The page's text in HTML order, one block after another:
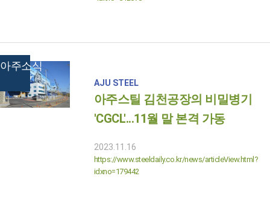
AJU STEEL
아주스틸 김천공장의 비밀병기
'CGCL'...11월 말 본격 가동
2023.11.16
https://www.steeldaily.co.kr/news/articleView.html?
idxno=179442
아주소식